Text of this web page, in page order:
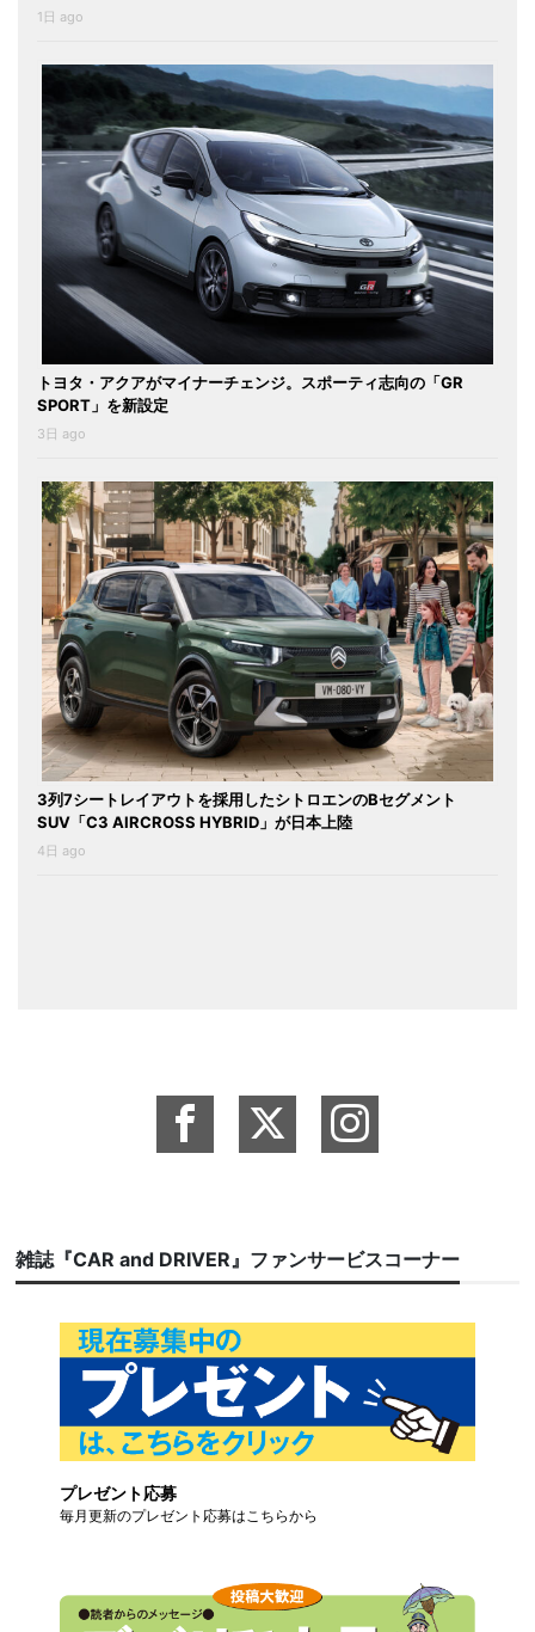
1日 ago
トヨタ・アクアがマイナーチェンジ。スポーティ志向の「GR
SPORT」を新設定
3日 ago
3列7シートレイアウトを採用したシトロエンのBセグメント
SUV「C3 AIRCROSS HYBRID」が日本上陸
4日 ago
雑誌『CAR and DRIVER』ファンサービスコーナー
プレゼント応募
毎月更新のプレゼント応募はこちらから